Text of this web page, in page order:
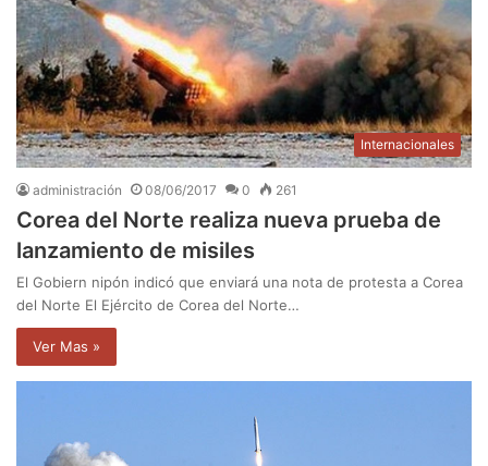
Internacionales
administración 08/06/2017 0 261
Corea del Norte realiza nueva prueba de
lanzamiento de misiles
El Gobiern nipón indicó que enviará una nota de protesta a Corea
del Norte El Ejército de Corea del Norte…
Ver Mas »